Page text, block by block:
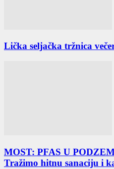
Lička seljačka tržnica
MOST: PFAS U
Tražimo hitnu sanaciju i